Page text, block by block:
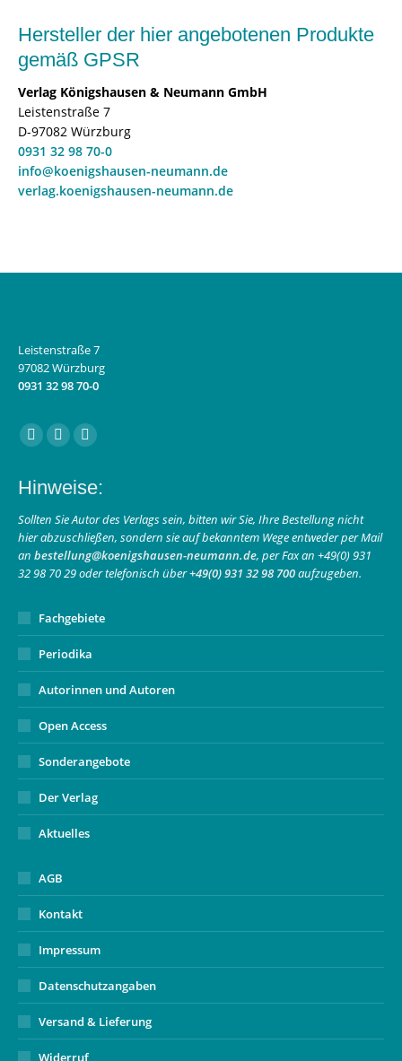
Hersteller der hier angebotenen Produkte
gemäß GPSR
Verlag Königshausen & Neumann GmbH
Leistenstraße 7
D-97082 Würzburg
0931 32 98 70-0
info@koenigshausen-neumann.de
verlag.koenigshausen-neumann.de
Leistenstraße 7
97082 Würzburg
0931 32 98 70-0
Finden Sie uns auf:
Facebook
opens
in
new
window
Instagram
opens
in
new
window
E-
page
opens
in
new
window
Hinweise:
Sollten Sie Autor des Verlags sein, bitten wir Sie, Ihre Bestellung nicht
hier abzuschließen, sondern sie auf bekanntem Wege entweder per Mail
an bestellung@koenigshausen-neumann.de, per Fax an +49(0) 931
32 98 70 29 oder telefonisch über+49(0) 931 32 98 700aufzugeben.
Fachgebiete
Periodika
Autorinnen und Autoren
Open Access
Sonderangebote
Der Verlag
Aktuelles
AGB
Kontakt
Impressum
Datenschutzangaben
Versand & Lieferung
Widerruf